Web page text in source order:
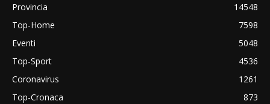
Provincia
14548
Top-Home
7598
Eventi
5048
Top-Sport
4536
Coronavirus
1261
Top-Cronaca
873